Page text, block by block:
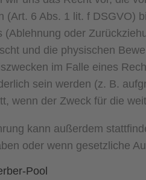
(Art. 6 Abs. 1 lit. f DSGVO)
(Ablehnung oder
und die physischen
im Falle eines
sein werden (z. B.
wenn der Zweck für die
kann außerdem
oder wenn gesetzliche
Pool